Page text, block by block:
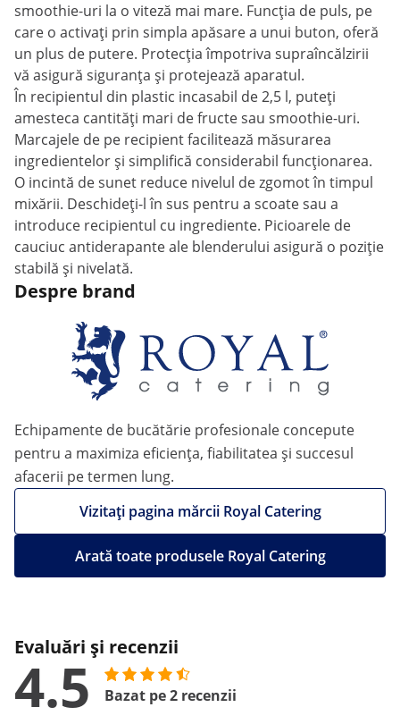
smoothie-uri la o viteză mai mare. Funcția de puls, pe
care o activați prin simpla apăsare a unui buton, oferă
un plus de putere. Protecția împotriva supraîncălzirii
vă asigură siguranța și protejează aparatul.
În recipientul din plastic incasabil de 2,5 l, puteți
amesteca cantități mari de fructe sau smoothie-uri.
Marcajele de pe recipient facilitează măsurarea
ingredientelor și simplifică considerabil funcționarea.
O incintă de sunet reduce nivelul de zgomot în timpul
mixării. Deschideți-l în sus pentru a scoate sau a
introduce recipientul cu ingrediente. Picioarele de
cauciuc antiderapante ale blenderului asigură o poziție
stabilă și nivelată.
Despre brand
Echipamente de bucătărie profesionale concepute
pentru a maximiza eficiența, fiabilitatea și succesul
afacerii pe termen lung.
Vizitați pagina mărcii Royal Catering
Arată toate produsele Royal Catering
Evaluări și recenzii
4.5 Bazat pe 2 recenzii